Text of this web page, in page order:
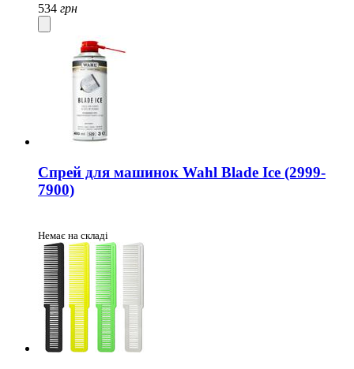
534 грн
Спрей для машинок Wahl Blade Ice (2999-
7900)
Немає на складі